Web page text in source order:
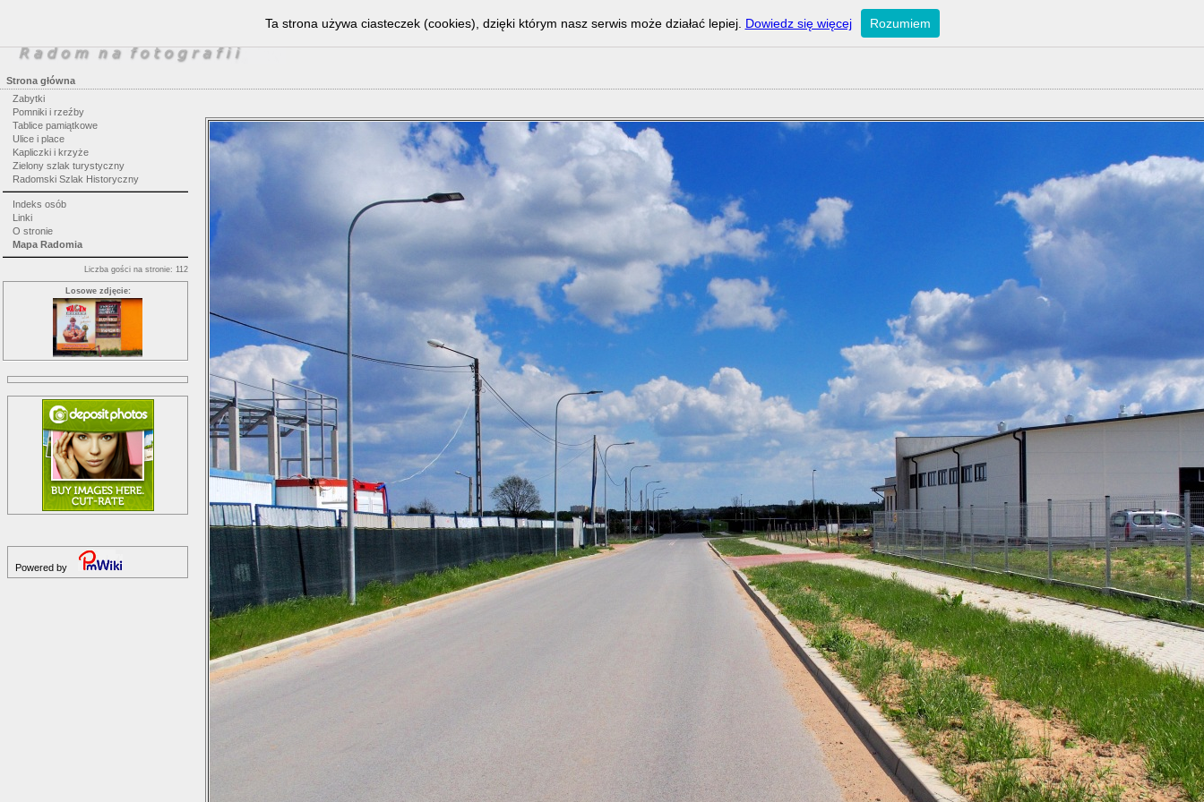
Strona główna
Zabytki
Pomniki i rzeźby
Tablice pamiątkowe
Ulice i place
Kapliczki i krzyże
Zielony szlak turystyczny
Radomski Szlak Historyczny
Indeks osób
Linki
O stronie
Mapa Radomia
Liczba gości na stronie: 112
Losowe zdjęcie:
Powered by
Ta strona używa ciasteczek (cookies), dzięki którym nasz serwis może działać lepiej. Dowiedz się więcej Rozumiem